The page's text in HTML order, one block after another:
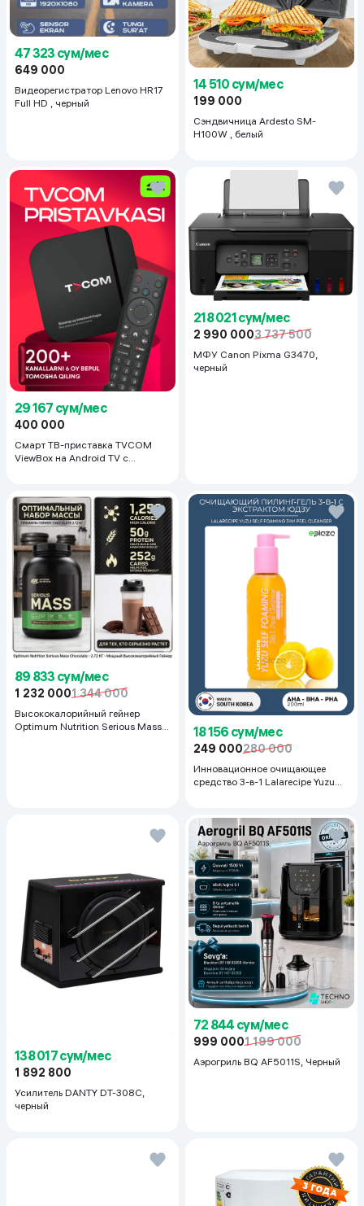
47 323 сум/мес
649 000
Видеорегистратор Lenovo HR17
Full HD , черный
14 510 сум/мес
199 000
Сэндвичница Ardesto SM-
H100W , белый
29 167 сум/мес
400 000
Смарт ТВ-приставка TVCOM
ViewBox на Android TV с
218 021 сум/мес
2 990 0003 737 500
МФУ Canon Pixma G3470,
черный
89 833 сум/мес
1 232 0001 344 000
Высококалорийный гейнер
Optimum Nutrition Serious Mass,
18 156 сум/мес
249 000280 000
Инновационное очищающее
средство 3-в-1 Lalarecipe Yuzu
138 017 сум/мес
1 892 800
Усилитель DANTY DT-308C,
черный
72 844 сум/мес
999 0001 199 000
Аэрогриль BQ AF5011S, Черный